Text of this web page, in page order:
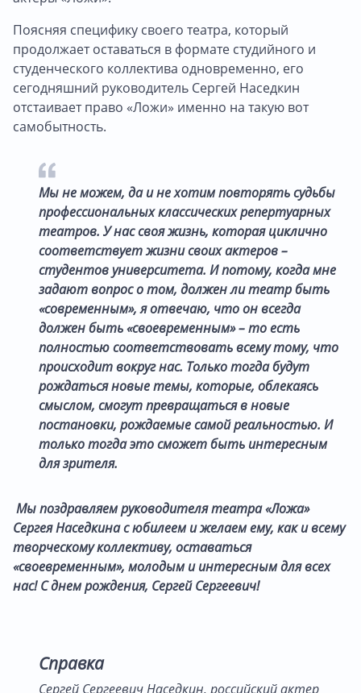
Поясняя специфику своего театра, который
продолжает оставаться в формате студийного и
студенческого коллектива одновременно, его
сегодняшний руководитель Сергей Наседкин
отстаивает право «Ложи» именно на такую вот
самобытность.
Мы не можем, да и не хотим повторять судьбы
профессиональных классических репертуарных
театров. У нас своя жизнь, которая циклично
соответствует жизни своих актеров –
студентов университета. И потому, когда мне
задают вопрос о том, должен ли театр быть
«современным», я отвечаю, что он всегда
должен быть «своевременным» – то есть
полностью соответствовать всему тому, что
происходит вокруг нас. Только тогда будут
рождаться новые темы, которые, облекаясь
смыслом, смогут превращаться в новые
постановки, рождаемые самой реальностью. И
только тогда это сможет быть интересным
для зрителя.
Мы поздравляем руководителя театра «Ложа»
Сергея Наседкина с юбилеем и желаем ему, как и всему
творческому коллективу, оставаться
«своевременным», молодым и интересным для всех
нас! С днем рождения, Сергей Сергеевич!
Справка
Сергей Сергеевич Наседкин, российский актер